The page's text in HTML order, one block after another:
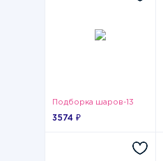
Подборка шаров-13
3574 ₽